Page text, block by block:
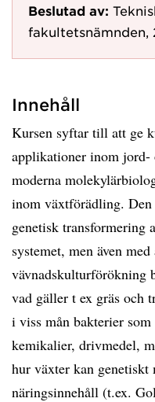
Beslutad av:
fakultetsnämnden,
Innehåll
Kursen syftar till att ge
applikationer inom jord-
moderna
inom växtförädling. Den
genetisk transformering
systemet, men även
vävnadskulturförökning
vad gäller t ex gräs och
i viss mån bakterier
kemikalier, drivmedel,
hur växter kan
näringsinnehåll (t.ex.